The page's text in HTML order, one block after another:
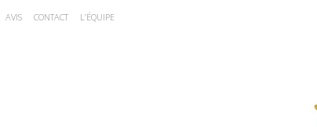
AVIS CONTACT L’ÉQUIPE